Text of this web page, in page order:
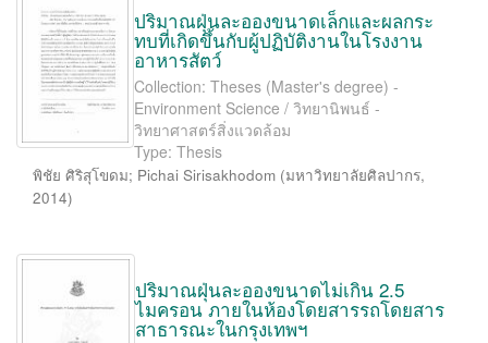
ปริมาณฝุ่นละอองขนาดเล็กและผลกระ
ทบที่เกิดขึ้นกับผู้ปฏิบัติงานในโรงงาน
อาหารสัตว์
Collection: Theses (Master's degree) -
Environment Science / วิทยานิพนธ์ -
วิทยาศาสตร์สิ่งแวดล้อม
Type: Thesis
พิชัย ศิริสุโขดม; Pichai Sirisakhodom (มหาวิทยาลัยศิลปากร,
2014)
ปริมาณฝุ่นละอองขนาดไม่เกิน 2.5
ไมครอน ภายในห้องโดยสารรถโดยสาร
สาธารณะในกรุงเทพฯ